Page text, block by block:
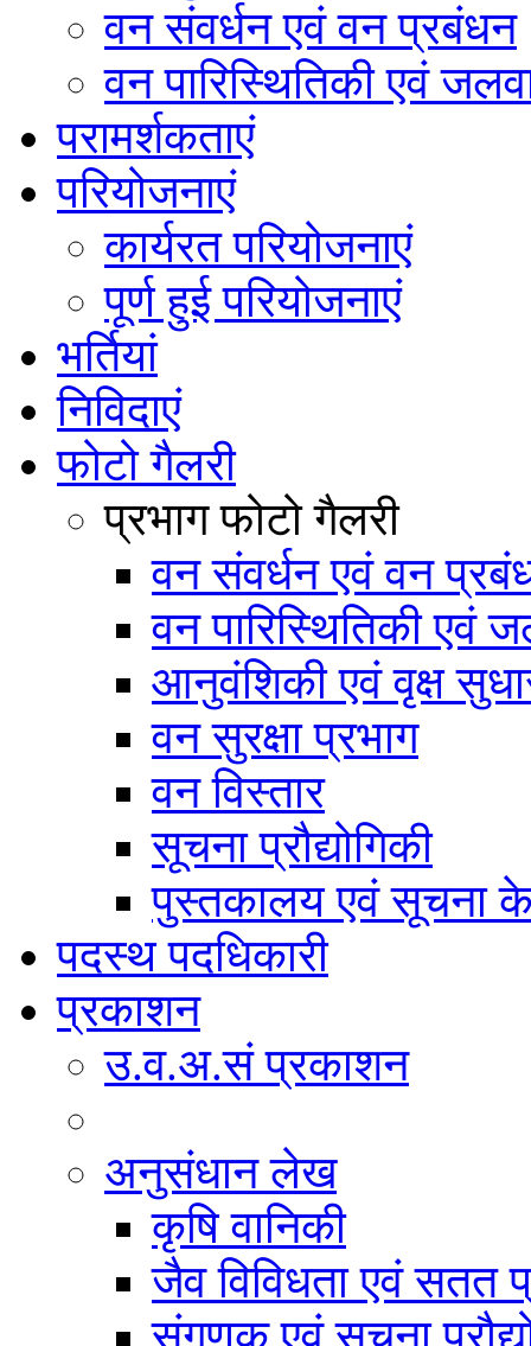
वन संवर्धन एवं वन प्रबंधन
वन पारिस्थितिकी एवं
परामर्शकताएं
परियोजनाएं
कार्यरत परियोजनाएं
पूर्ण हुई परियोजनाएं
भर्तियां
निविदाएं
फोटो गैलरी
प्रभाग फोटो गैलरी
वन संवर्धन एवं वन
वन पारिस्थितिकी एवं
आनुवंशिकी एवं वृक्ष
वन सुरक्षा प्रभाग
वन विस्तार
सूचना प्रौद्योगिकी
पुस्तकालय एवं सूचना
पदस्थ पदधिकारी
प्रकाशन
उ.व.अ.सं प्रकाशन
अनुसंधान लेख
कृषि वानिकी
जैव विविधता एवं सतत